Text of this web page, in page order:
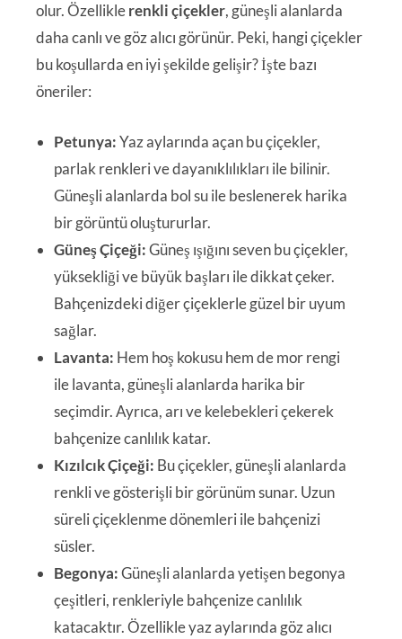
olur. Özelliklerenkli çiçekler, güneşli alanlarda
daha canlı ve göz alıcı görünür. Peki, hangi çiçekler
bu koşullarda en iyi şekilde gelişir? İşte bazı
öneriler:
Petunya:Yaz aylarında açan bu çiçekler,
parlak renkleri ve dayanıklılıkları ile bilinir.
Güneşli alanlarda bol su ile beslenerek harika
bir görüntü oluştururlar.
Güneş Çiçeği:Güneş ışığını seven bu çiçekler,
yüksekliği ve büyük başları ile dikkat çeker.
Bahçenizdeki diğer çiçeklerle güzel bir uyum
sağlar.
Lavanta: Hem hoş kokusu hem de mor rengi
ile lavanta, güneşli alanlarda harika bir
seçimdir. Ayrıca, arı ve kelebekleri çekerek
bahçenize canlılık katar.
Kızılcık Çiçeği: Bu çiçekler, güneşli alanlarda
renkli ve gösterişli bir görünüm sunar. Uzun
süreli çiçeklenme dönemleri ile bahçenizi
süsler.
Begonya:Güneşli alanlarda yetişen begonya
çeşitleri, renkleriyle bahçenize canlılık
katacaktır. Özellikle yaz aylarında göz alıcı